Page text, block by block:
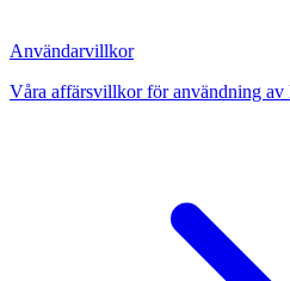
Användarvillkor
Våra affärsvillkor för användning